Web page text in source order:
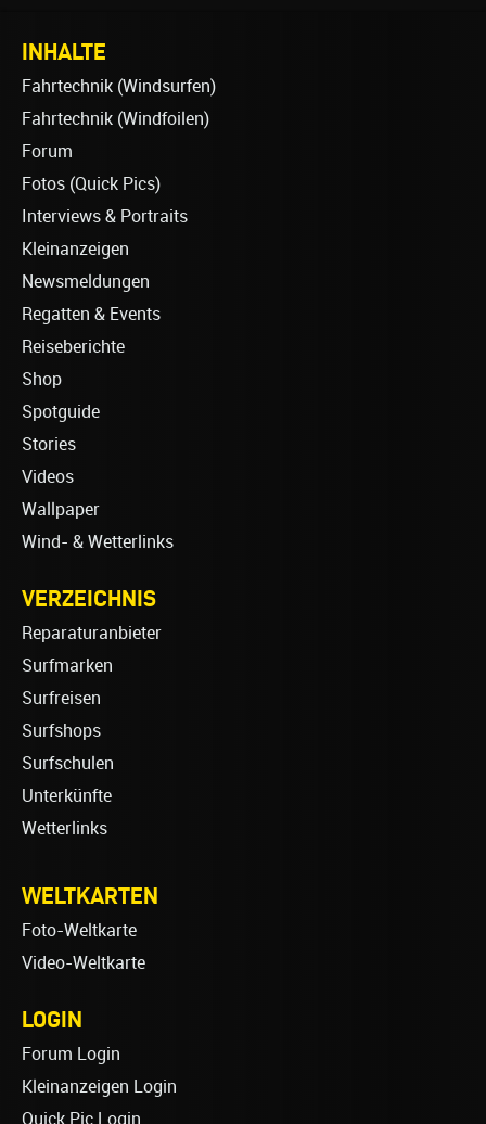
INHALTE
Fahrtechnik (Windsurfen)
Fahrtechnik (Windfoilen)
Forum
Fotos (Quick Pics)
Interviews & Portraits
Kleinanzeigen
Newsmeldungen
Regatten & Events
Reiseberichte
Shop
Spotguide
Stories
Videos
Wallpaper
Wind- & Wetterlinks
VERZEICHNIS
Reparaturanbieter
Surfmarken
Surfreisen
Surfshops
Surfschulen
Unterkünfte
Wetterlinks
WELTKARTEN
Foto-Weltkarte
Video-Weltkarte
LOGIN
Forum Login
Kleinanzeigen Login
Quick Pic Login